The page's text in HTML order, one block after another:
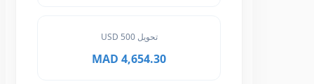
تحويل 500 USD
4,654.30 MAD